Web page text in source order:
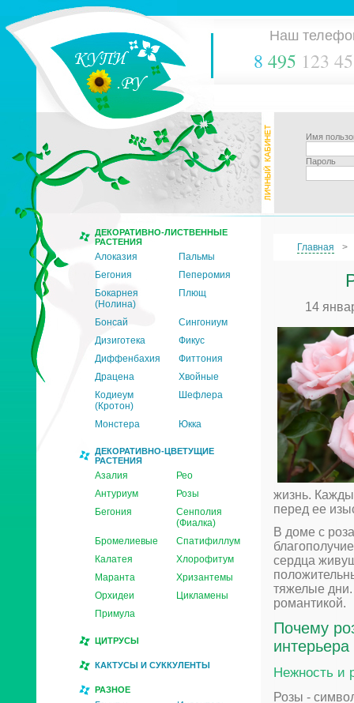
Наш
8 495 123
Имя
Пароль
ДЕКОРАТИВНО-ЛИСТВЕННЫЕ
РАСТЕНИЯ
Алоказия
Пальмы
Бегония
Пеперомия
Бокарнея
(Нолина)
Плющ
Бонсай
Сингониум
Дизиготека
Фикус
Диффенбахия
Фиттония
Драцена
Хвойные
Кодиеум
(Кротон)
Шефлера
Монстера Юкка
ДЕКОРАТИВНО-ЦВЕТУЩИЕ
РАСТЕНИЯ
Азалия
Рео
Антуриум
Розы
Бегония
Сенполия
(Фиалка)
Бромелиевые
Спатифиллум
Калатея
Хлорофитум
Маранта
Хризантемы
Орхидеи
Цикламены
Примула
ЦИТРУСЫ
КАКТУСЫ И СУККУЛЕНТЫ
РАЗНОЕ
Главная
14
жизнь.
перед ее
В доме с
сердца
тяжелые дни.
романтикой.
Почему
интерьера
Нежность и
Розы -